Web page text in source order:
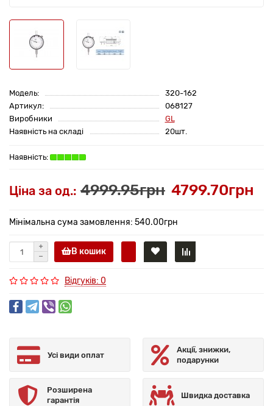
Модель:
320-162
Артикул:
068127
Виробники
GL
Наявність на складі
20шт.
Ціна за од.: 4999.95грн 4799.70грн
Мінімальна сума замовлення: 540.00грн
В кошик
Відгуків: 0
Усі види оплат
Акції, знижки,
подарунки
Розширена
гарантія
Швидка доставка